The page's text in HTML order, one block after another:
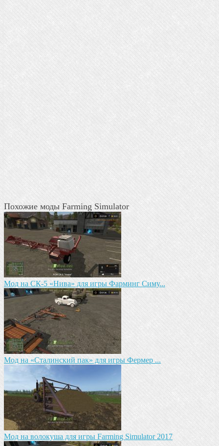
Похожие моды Farming Simulator
Mод на СК-5 «Нива» для игры Фарминг Симу...
Мод на «Сталинский пак» для игры Фермер ...
Мод на волокуша для игры Farming Simulator 2017